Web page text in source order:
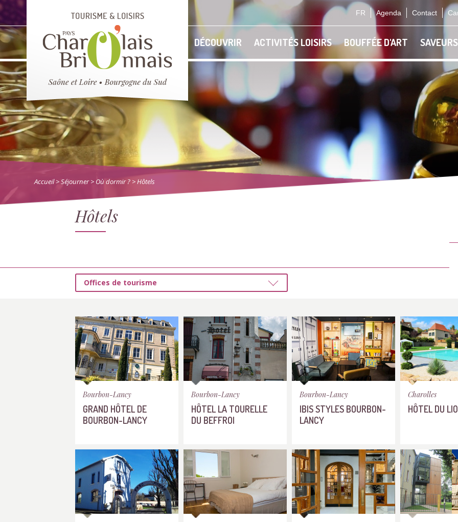
FR Agenda Contact
DÉCOUVRIR ACTIVITÉS LOISIRS BOUFFÉE D'ART
Accueil> Séjourner> Où dormir ? > Hôtels
Hôtels
Offices de tourisme
Bourbon-Lancy
GRAND HÔTEL DE
BOURBON-LANCY
Bourbon-Lancy
HÔTEL LA TOURELLE
DU BEFFROI
Bourbon-Lancy
IBIS STYLES BOURBON-
LANCY
Charolles
HÔTEL DU